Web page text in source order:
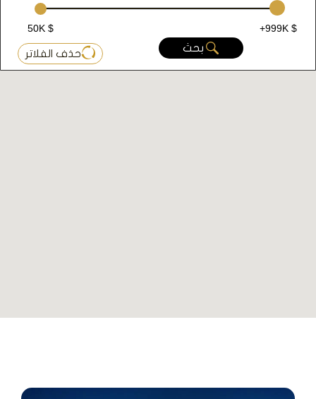
50K $
+999K $
بحث
حذف الفلاتر